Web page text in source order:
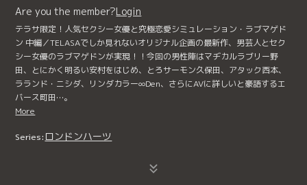
Are you the member?Login
テラサ限定！人気セクシー女優と究極恋愛シミュレーション・ラブマゲド
ン 中編／TELASAでしか見れないオリジナル企画の最新作、男芸人とセク
シー女優のラブマゲドンが実現！！今回の男性陣はマヂカルラブリー野
田、とにかく明るい安村をはじめ、とろサーモン久保田、アタック西本、
ラランド・ニシダ、リンダカラー∞Den、さらにAVに詳しいと豪語するエ
バース町田…。
More
Series: ロンドンハーツ